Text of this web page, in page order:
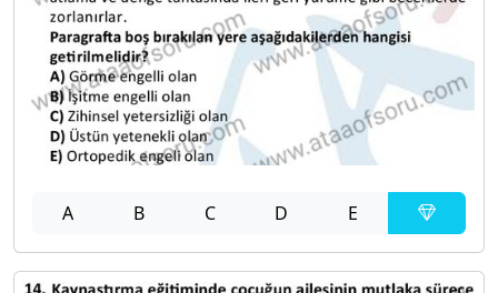
A B C D E